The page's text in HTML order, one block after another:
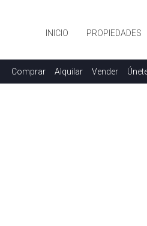
INICIO PROPIEDADES
Comprar Alquilar Vender